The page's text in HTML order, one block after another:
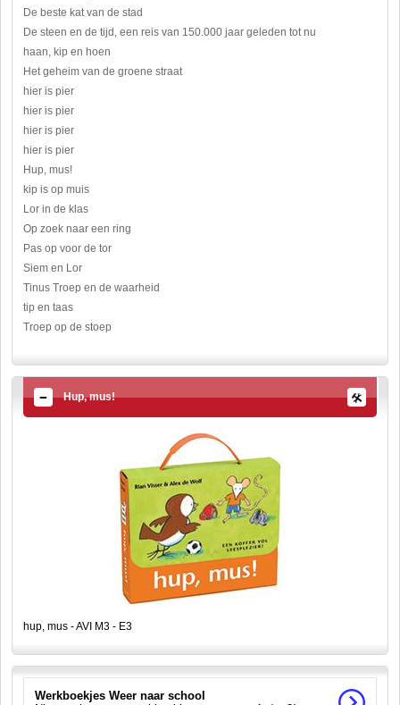
De beste kat van de stad
De steen en de tijd, een reis van 150.000 jaar geleden tot nu
haan, kip en hoen
Het geheim van de groene straat
hier is pier
hier is pier
hier is pier
hier is pier
Hup, mus!
kip is op muis
Lor in de klas
Op zoek naar een ring
Pas op voor de tor
Siem en Lor
Tinus Troep en de waarheid
tip en taas
Troep op de stoep
Hup, mus!
hup, mus - AVI M3 - E3
Werkboekjes Weer naar school